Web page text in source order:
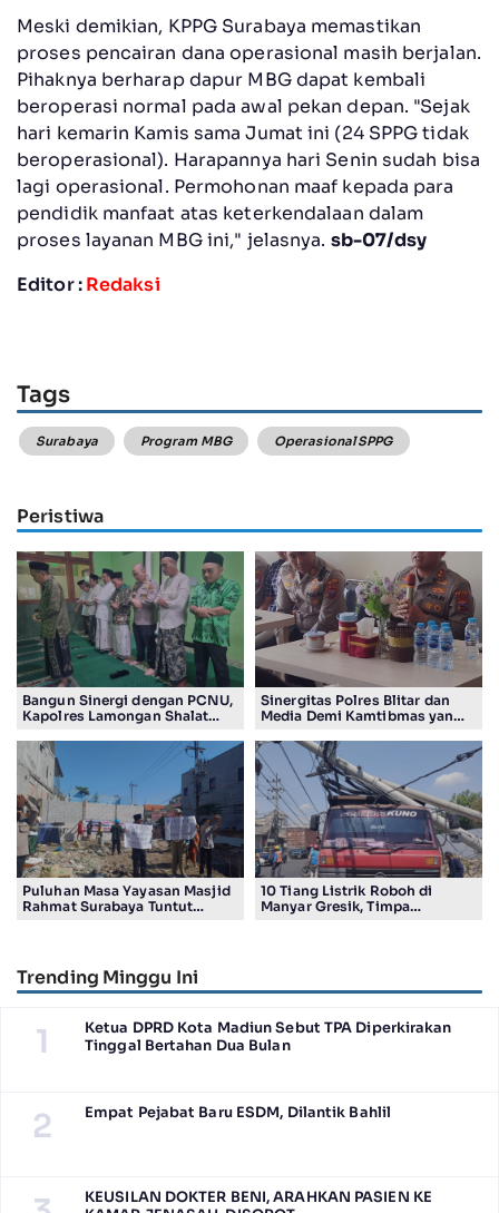
Meski demikian, KPPG Surabaya memastikan
proses pencairan dana operasional masih berjalan.
Pihaknya berharap dapur MBG dapat kembali
beroperasi normal pada awal pekan depan. "Sejak
hari kemarin Kamis sama Jumat ini (24 SPPG tidak
beroperasional). Harapannya hari Senin sudah bisa
lagi operasional. Permohonan maaf kepada para
pendidik manfaat atas keterkendalaan dalam
proses layanan MBG ini," jelasnya. sb-07/dsy
Editor :Redaksi
Tags
Surabaya Program MBG Operasional SPPG
Peristiwa
Bangun Sinergi dengan PCNU,
Kapolres Lamongan Shalat
Pengurus
Sinergitas Polres Blitar dan
Media Demi Kamtibmas yang
Puluhan Masa Yayasan Masjid
Rahmat Surabaya Tuntut
10 Tiang Listrik Roboh di
Manyar Gresik, Timpa
Trending Minggu Ini
1
Ketua DPRD Kota Madiun Sebut TPA Diperkirakan
Tinggal Bertahan Dua Bulan
2 Empat Pejabat Baru ESDM, Dilantik Bahlil
KEUSILAN DOKTER BENI, ARAHKAN PASIEN KE